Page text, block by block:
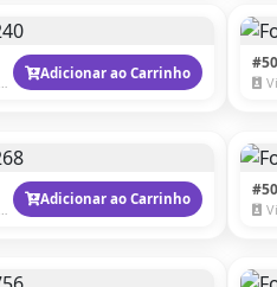
Adicionar ao Carrinho
Adicionar ao Carrinho